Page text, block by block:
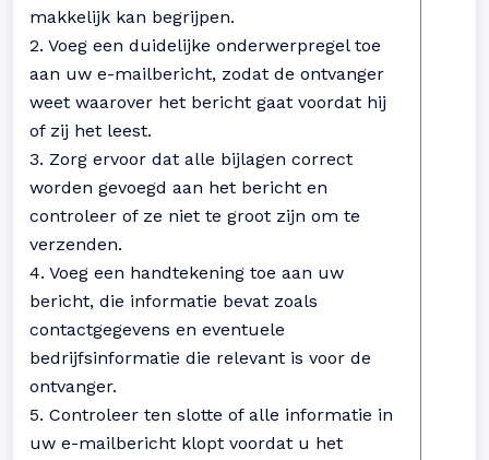
makkelijk kan begrijpen.
2. Voeg een duidelijke onderwerpregel toe
aan uw e-mailbericht, zodat de ontvanger
weet waarover het bericht gaat voordat hij
of zij het leest.
3. Zorg ervoor dat alle bijlagen correct
worden gevoegd aan het bericht en
controleer of ze niet te groot zijn om te
verzenden.
4. Voeg een handtekening toe aan uw
bericht, die informatie bevat zoals
contactgegevens en eventuele
bedrijfsinformatie die relevant is voor de
ontvanger.
5. Controleer ten slotte of alle informatie in
uw e-mailbericht klopt voordat u het